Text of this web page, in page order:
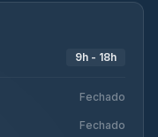
9h - 18h
Fechado
Fechado